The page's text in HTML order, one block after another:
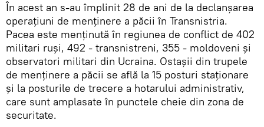
În acest an s-au împlinit 28 de ani de la declanșarea
operațiuni de menținere a păcii în Transnistria.
Pacea este menținută în regiunea de conflict de 402
militari ruși, 492 - transnistreni, 355 - moldoveni și
observatori militari din Ucraina. Ostașii din trupele
de menținere a păcii se află la 15 posturi staționare
și la posturile de trecere a hotarului administrativ,
care sunt amplasate în punctele cheie din zona de
securitate.